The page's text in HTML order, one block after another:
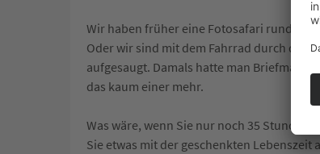
Wir haben früher eine Fotosafari rund um
Oder wir sind mit dem Fahrrad durch die
aufgesaugt. Damals hatte man
das kaum einer mehr.
Was wäre, wenn Sie nur noch 35 Stunden
Sie etwas mit der geschenkten Lebenszeit